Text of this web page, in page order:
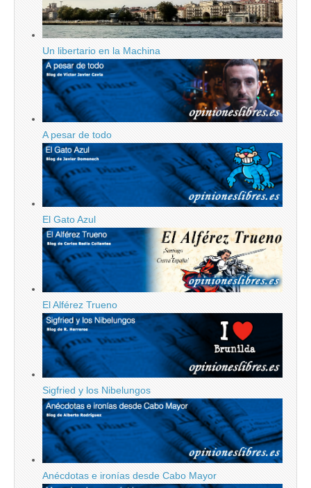
Un libertario en la Machina
A pesar de todo
El Gato Azul
El Alférez Trueno
Sigfried y los Nibelungos
Anécdotas e ironías desde Cabo Mayor